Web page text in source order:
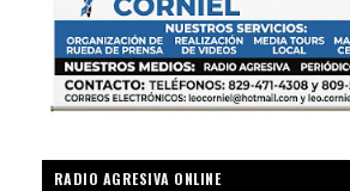
RADIO AGRESIVA ONLINE